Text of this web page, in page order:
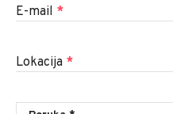
E-mail *
Lokacija *